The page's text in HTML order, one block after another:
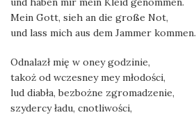
Mein Gott, sieh an die große Not,
und lass mich aus dem Jammer kommen.
Odnalazł mię w oney godzinie,
takoż od wczesney mey młodości,
lud diabła, bezbożne zgromadzenie,
szydercy ładu, cnotliwości,